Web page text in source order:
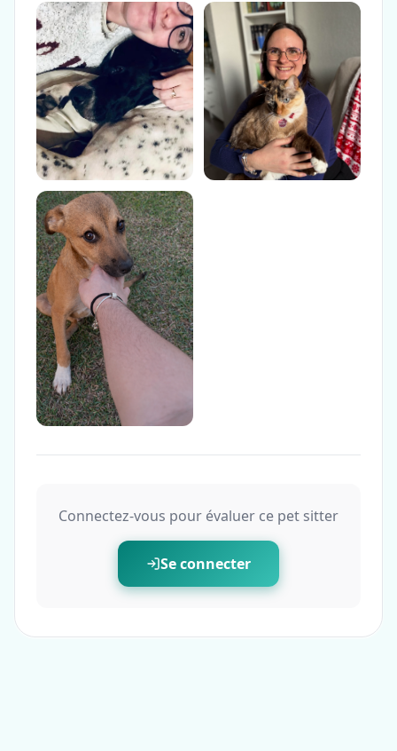
Connectez-vous pour évaluer ce pet sitter
Se connecter